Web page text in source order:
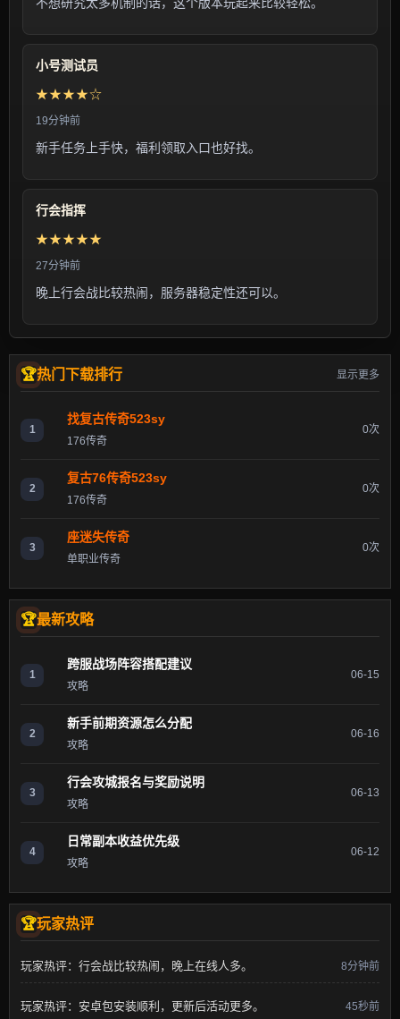
小号测试员
★★★★☆
19分钟前
新手任务上手快，福利领取入口也好找。
行会指挥
★★★★★
27分钟前
晚上行会战比较热闹，服务器稳定性还可以。
热门下载排行 显示更多
1
找复古传奇523sy
176传奇
0次
2
复古76传奇523sy
176传奇
0次
3
座迷失传奇
单职业传奇
0次
最新攻略
1
跨服战场阵容搭配建议
攻略
06-15
2
新手前期资源怎么分配
攻略
06-16
3
行会攻城报名与奖励说明
攻略
06-13
4
日常副本收益优先级
攻略
06-12
玩家热评
玩家热评：行会战比较热闹，晚上在线人多。 8分钟前
玩家热评：安卓包安装顺利，更新后活动更多。 45秒前